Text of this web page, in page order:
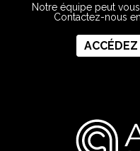
Notre équipe peut
Contactez-nous